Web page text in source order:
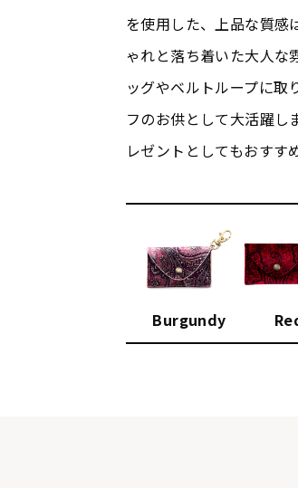
を使用した、上品な質感
ゃれと落ち着いた大人な
ッグやベルトループに取
フのお供として大活躍し
レゼントとしてもおすす
Burgundy